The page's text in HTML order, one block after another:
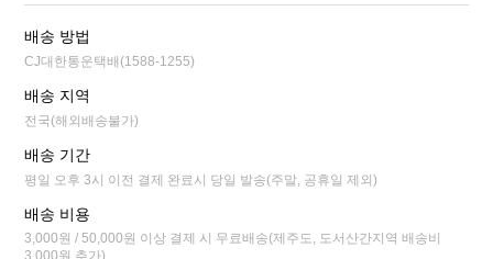
배송 방법
CJ대한통운택배(1588-1255)
배송 지역
전국(해외배송불가)
배송 기간
평일 오후 3시 이전 결제 완료시 당일 발송(주말, 공휴일 제외)
배송 비용
3,000원 / 50,000원 이상 결제 시 무료배송(제주도, 도서산간지역 배송비
3,000원 추가)